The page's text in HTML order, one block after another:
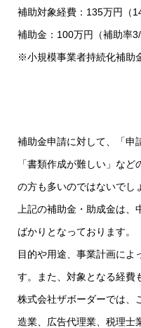
補助対象経費：135万円（
補助金：100万円（補助率
※小規模事業者持続化補助
補助金申請に対して、「申
「書類作成が難しい」な
の方も多いのではないでし
上記の補助金・助成金は
ばかりとなっております。
目的や用途、事業計画によ
す。また、対象となる経費
株式会社ザボーダーでは、
造業、広告代理業、税理士